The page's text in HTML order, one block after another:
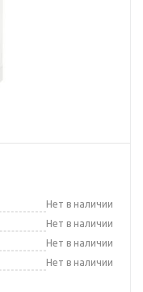
Нет в наличии
Нет в наличии
Нет в наличии
Нет в наличии